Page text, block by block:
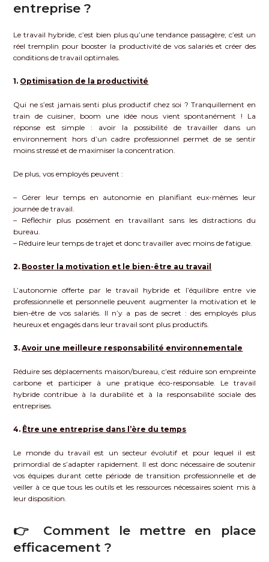
entreprise ?
Le travail hybride, c’est bien plus qu’une tendance passagère; c’est un
réel tremplin pour booster la productivité de vos salariés et créer des
conditions de travail optimales.
1. Optimisation de la productivité
Qui ne s’est jamais senti plus productif chez soi ? Tranquillement en
train de cuisiner, boom une idée nous vient spontanément ! La
réponse est simple : avoir la possibilité de travailler dans un
environnement hors d’un cadre professionnel permet de se sentir
moins stressé et de maximiser la concentration.
De plus, vos employés peuvent :
– Gérer leur temps en autonomie en planifiant eux-mêmes leur
journée de travail.
– Réfléchir plus posément en travaillant sans les distractions du
bureau.
– Réduire leur temps de trajet et donc travailler avec moins de fatigue.
2. Booster la motivation et le bien-être au travail
L’autonomie offerte par le travail hybride et l’équilibre entre vie
professionnelle et personnelle peuvent augmenter la motivation et le
bien-être de vos salariés. Il n’y a pas de secret : des employés plus
heureux et engagés dans leur travail sont plus productifs.
3.Avoir une meilleure responsabilité environnementale
Réduire ses déplacements maison/bureau, c’est réduire son empreinte
carbone et participer à une pratique éco-responsable. Le travail
hybride contribue à la durabilité et à la responsabilité sociale des
entreprises.
4. Être une entreprise dans l’ère du temps
Le monde du travail est un secteur évolutif et pour lequel il est
primordial de s’adapter rapidement. Il est donc nécessaire de soutenir
vos équipes durant cette période de transition professionnelle et de
veiller à ce que tous les outils et les ressources nécessaires soient mis à
leur disposition.
👉 Comment le mettre en place
efficacement ?